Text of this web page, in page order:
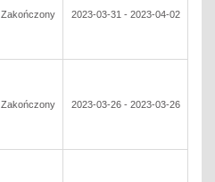
Zakończony 2023-03-31 - 2023-04-02
Zakończony 2023-03-26 - 2023-03-26